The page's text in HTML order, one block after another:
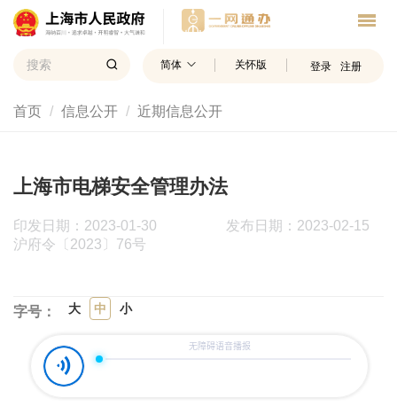
简体 关怀版 登录 注册
首页 信息公开 近期信息公开
上海市电梯安全管理办法
印发日期：2023-01-30
发布日期：2023-02-15
沪府令〔2023〕76号
字号： 大 中 小